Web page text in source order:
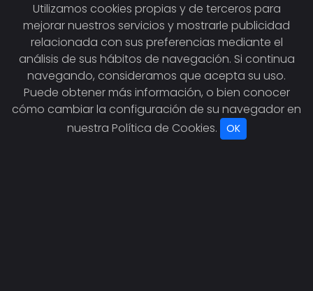
Utilizamos cookies propias y de terceros para
mejorar nuestros servicios y mostrarle publicidad
relacionada con sus preferencias mediante el
análisis de sus hábitos de navegación. Si continua
navegando, consideramos que acepta su uso.
Puede obtener más información, o bien conocer
cómo cambiar la configuración de su navegador en
nuestra Política de Cookies. OK